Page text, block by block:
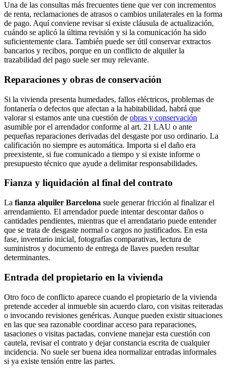
Una de las consultas más frecuentes tiene que ver con incrementos
de renta, reclamaciones de atrasos o cambios unilaterales en la forma
de pago. Aquí conviene revisar si existe cláusula de actualización,
cuándo se aplicó la última revisión y si la comunicación ha sido
suficientemente clara. También puede ser útil conservar extractos
bancarios y recibos, porque en un conflicto de alquiler la
trazabilidad del pago suele ser muy relevante.
Reparaciones y obras de conservación
Si la vivienda presenta humedades, fallos eléctricos, problemas de
fontanería o defectos que afectan a la habitabilidad, habrá que
valorar si estamos ante una cuestión de obras y conservación
asumible por el arrendador conforme al art. 21 LAU o ante
pequeñas reparaciones derivadas del desgaste por uso ordinario. La
calificación no siempre es automática. Importa si el daño era
preexistente, si fue comunicado a tiempo y si existe informe o
presupuesto técnico que ayude a delimitar responsabilidades.
Fianza y liquidación al final del contrato
La fianza alquiler Barcelona suele generar fricción al finalizar el
arrendamiento. El arrendador puede intentar descontar daños o
cantidades pendientes, mientras que el arrendatario puede entender
que se trata de desgaste normal o cargos no justificados. En esta
fase, inventario inicial, fotografías comparativas, lectura de
suministros y documento de entrega de llaves pueden resultar
determinantes.
Entrada del propietario en la vivienda
Otro foco de conflicto aparece cuando el propietario de la vivienda
pretende acceder al inmueble sin acuerdo claro, con visitas reiteradas
o invocando revisiones genéricas. Aunque pueden existir situaciones
en las que sea razonable coordinar acceso para reparaciones,
tasaciones o visitas pactadas, conviene manejar esta cuestión con
cautela, revisar el contrato y dejar constancia escrita de cualquier
incidencia. No suele ser buena idea normalizar entradas informales
si ya existe tensión entre las partes.